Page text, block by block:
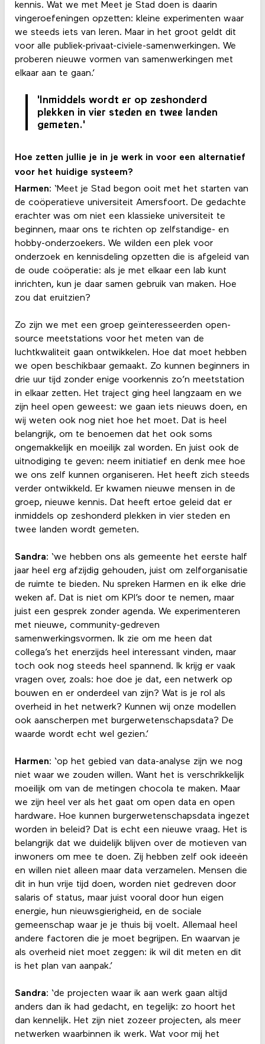
kennis. Wat we met Meet je Stad doen is daarin
vingeroefeningen opzetten: kleine experimenten waar
we steeds iets van leren. Maar in het groot geldt dit
voor alle publiek-privaat-civiele-samenwerkingen. We
proberen nieuwe vormen van samenwerkingen met
elkaar aan te gaan.’
'Inmiddels wordt er op zeshonderd
plekken in vier steden en twee landen
gemeten.'
Hoe zetten jullie je in je werk in voor een alternatief
voor het huidige systeem?
Harmen: ‘Meet je Stad begon ooit met het starten van
de coöperatieve universiteit Amersfoort. De gedachte
erachter was om niet een klassieke universiteit te
beginnen, maar ons te richten op zelfstandige- en
hobby-onderzoekers. We wilden een plek voor
onderzoek en kennisdeling opzetten die is afgeleid van
de oude coöperatie: als je met elkaar een lab kunt
inrichten, kun je daar samen gebruik van maken. Hoe
zou dat eruitzien?
Zo zijn we met een groep geïnteresseerden open-
source meetstations voor het meten van de
luchtkwaliteit gaan ontwikkelen. Hoe dat moet hebben
we open beschikbaar gemaakt. Zo kunnen beginners in
drie uur tijd zonder enige voorkennis zo’n meetstation
in elkaar zetten. Het traject ging heel langzaam en we
zijn heel open geweest: we gaan iets nieuws doen, en
wij weten ook nog niet hoe het moet. Dat is heel
belangrijk, om te benoemen dat het ook soms
ongemakkelijk en moeilijk zal worden. En juist ook de
uitnodiging te geven: neem initiatief en denk mee hoe
we ons zelf kunnen organiseren. Het heeft zich steeds
verder ontwikkeld. Er kwamen nieuwe mensen in de
groep, nieuwe kennis. Dat heeft ertoe geleid dat er
inmiddels op zeshonderd plekken in vier steden en
twee landen wordt gemeten.
Sandra: ‘we hebben ons als gemeente het eerste half
jaar heel erg afzijdig gehouden, juist om zelforganisatie
de ruimte te bieden. Nu spreken Harmen en ik elke drie
weken af. Dat is niet om KPI’s door te nemen, maar
juist een gesprek zonder agenda. We experimenteren
met nieuwe, community-gedreven
samenwerkingsvormen. Ik zie om me heen dat
collega’s het enerzijds heel interessant vinden, maar
toch ook nog steeds heel spannend. Ik krijg er vaak
vragen over, zoals: hoe doe je dat, een netwerk op
bouwen en er onderdeel van zijn? Wat is je rol als
overheid in het netwerk? Kunnen wij onze modellen
ook aanscherpen met burgerwetenschapsdata? De
waarde wordt echt wel gezien.’
Harmen: ‘op het gebied van data-analyse zijn we nog
niet waar we zouden willen. Want het is verschrikkelijk
moeilijk om van de metingen chocola te maken. Maar
we zijn heel ver als het gaat om open data en open
hardware. Hoe kunnen burgerwetenschapsdata ingezet
worden in beleid? Dat is echt een nieuwe vraag. Het is
belangrijk dat we duidelijk blijven over de motieven van
inwoners om mee te doen. Zij hebben zelf ook ideeën
en willen niet alleen maar data verzamelen. Mensen die
dit in hun vrije tijd doen, worden niet gedreven door
salaris of status, maar juist vooral door hun eigen
energie, hun nieuwsgierigheid, en de sociale
gemeenschap waar je je thuis bij voelt. Allemaal heel
andere factoren die je moet begrijpen. En waarvan je
als overheid niet moet zeggen: ik wil dit meten en dit
is het plan van aanpak.’
Sandra: ‘de projecten waar ik aan werk gaan altijd
anders dan ik had gedacht, en tegelijk: zo hoort het
dan kennelijk. Het zijn niet zozeer projecten, als meer
netwerken waarbinnen ik werk. Wat voor mij het